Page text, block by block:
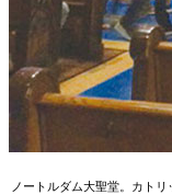
ノートルダム大聖堂。カト